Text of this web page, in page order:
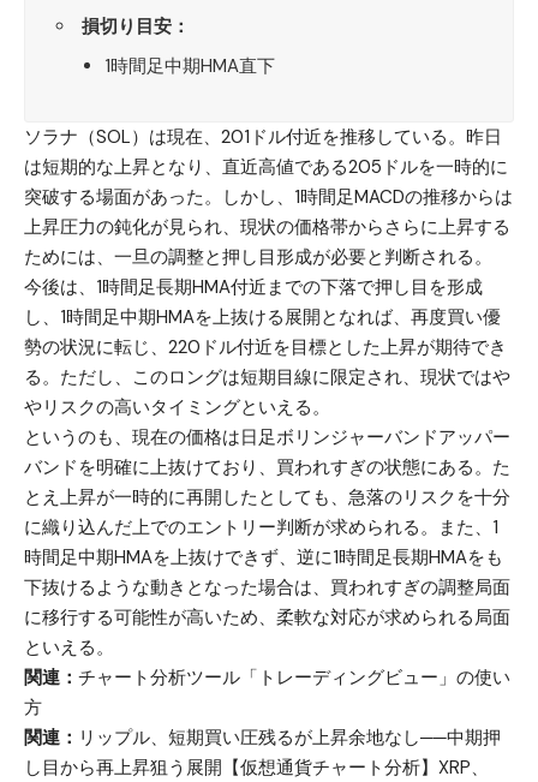
損切り目安：
1時間足中期HMA直下
ソラナ（SOL） は現在、201ドル付近を推移している。昨日
は短期的な上昇となり、直近高値である205ドルを一時的に
突破する場面があった。しかし、1時間足MACDの推移からは
上昇圧力の鈍化が見られ、現状の価格帯からさらに上昇する
ためには、一旦の調整と押し目形成が必要と判断される。
今後は、1時間足長期HMA付近までの下落で押し目を形成
し、1時間足中期HMAを上抜ける展開となれば、再度買い優
勢の状況に転じ、220ドル付近を目標とした上昇が期待でき
る。ただし、このロングは短期目線に限定され、現状ではや
やリスクの高いタイミングといえる。
というのも、現在の価格は日足ボリンジャーバンドアッパー
バンドを明確に上抜けており、買われすぎの状態にある。た
とえ上昇が一時的に再開したとしても、急落のリスクを十分
に織り込んだ上でのエントリー判断が求められる。また、1
時間足中期HMAを上抜けできず、逆に1時間足長期HMAをも
下抜けるような動きとなった場合は、買われすぎの調整局面
に移行する可能性が高いため、柔軟な対応が求められる局面
といえる。
関連： チャート分析ツール「トレーディングビュー」の使い
方
関連： リップル、短期買い圧残るが上昇余地なし──中期押
し目から再上昇狙う展開【仮想通貨チャート分析】XRP、